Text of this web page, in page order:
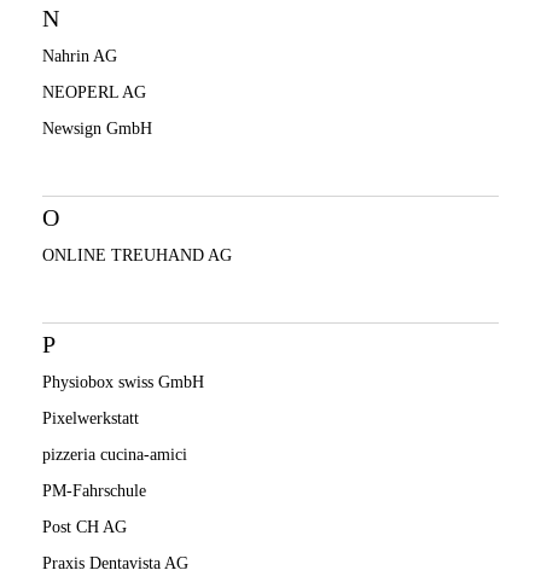
N
Nahrin AG
NEOPERL AG
Newsign GmbH
O
ONLINE TREUHAND AG
P
Physiobox swiss GmbH
Pixelwerkstatt
pizzeria cucina-amici
PM-Fahrschule
Post CH AG
Praxis Dentavista AG